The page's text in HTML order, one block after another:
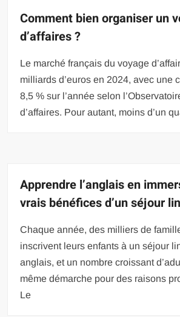
Comment bien organiser un
d’affaires ?
Le marché français du voyage
milliards d’euros en 2024, avec une
8,5 % sur l’année selon
d’affaires. Pour autant, moins d’un
Apprendre l’anglais en
vrais bénéfices d’un séjour
Chaque année, des milliers de
inscrivent leurs enfants à un séjour
anglais, et un nombre croissant
même démarche pour des raisons
Le